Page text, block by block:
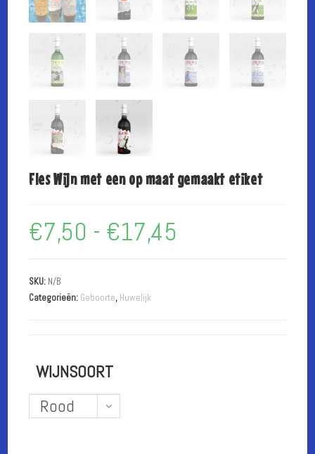
Fles Wijn met een op maat gemaakt etiket
€7,50 - €17,45
SKU: N/B
Categorieën: Geboorte, Huwelijk
WIJNSOORT
Rood